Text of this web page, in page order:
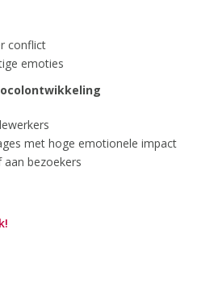
conflict
emoties
met hoge emotionele impact
bezoekers